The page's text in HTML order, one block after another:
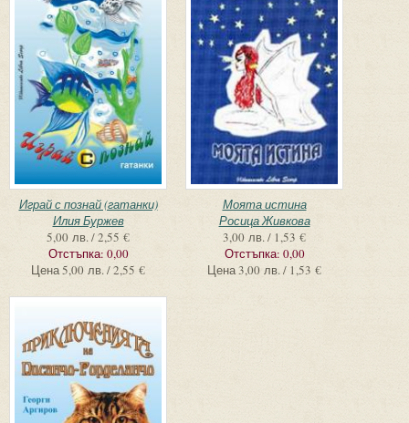
Играй с познай (гатанки)
Илия Буржев
5,00 лв. / 2,55 €
Отстъпка: 0,00
Цена5,00 лв. / 2,55 €
Моята истина
Росица Живкова
3,00 лв. / 1,53 €
Отстъпка: 0,00
Цена3,00 лв. / 1,53 €